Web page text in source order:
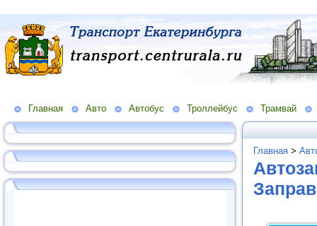
Главная Авто Автобус Троллейбус Трамвай
Главная >